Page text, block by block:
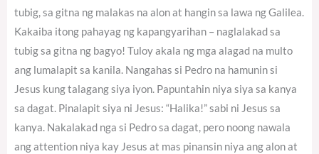
tubig, sa gitna ng malakas na alon at hangin sa lawa ng Galilea.
Kakaiba itong pahayag ng kapangyarihan – naglalakad sa
tubig sa gitna ng bagyo! Tuloy akala ng mga alagad na multo
ang lumalapit sa kanila. Nangahas si Pedro na hamunin si
Jesus kung talagang siya iyon. Papuntahin niya siya sa kanya
sa dagat. Pinalapit siya ni Jesus: “Halika!” sabi ni Jesus sa
kanya. Nakalakad nga si Pedro sa dagat, pero noong nawala
ang attention niya kay Jesus at mas pinansin niya ang alon at